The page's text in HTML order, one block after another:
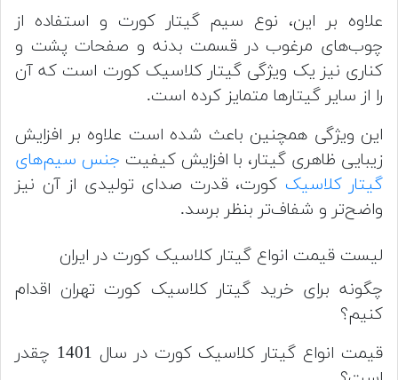
علاوه بر این، نوع سیم گیتار کورت و استفاده از
چوب‌های مرغوب در قسمت بدنه و صفحات پشت و
کناری نیز یک ویژگی گیتار کلاسیک کورت است که آن
را از سایر گیتارها متمایز کرده است.
این ویژگی همچنین باعث شده است علاوه بر افزایش
زیبایی ظاهری گیتار، با افزایش کیفیت جنس سیم‌های
گیتار کلاسیک کورت، قدرت صدای تولیدی از آن نیز
واضح‌تر و شفاف‌تر بنظر برسد.
لیست قیمت انواع گیتار کلاسیک کورت در ایران
چگونه برای خرید گیتار کلاسیک کورت تهران اقدام
کنیم؟
قیمت انواع گیتار کلاسیک کورت در سال 1401 چقدر